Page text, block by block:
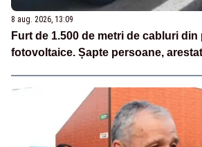
8 aug. 2026, 13:09
Furt de 1.500 de metri de cabluri din
fotovoltaice. Șapte persoane,